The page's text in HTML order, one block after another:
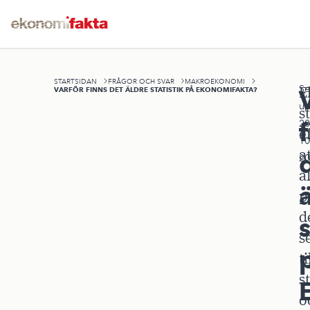
STARTSIDAN FRÅGOR OCH SVAR MAKROEKONOMI
VARFÖR FINNS DET ÄLDRE STATISTIK PÅ EKONOMIFAKTA?
20